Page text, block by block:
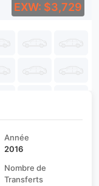
EXW: $3,729
Année
2016
Nombre de
Transferts